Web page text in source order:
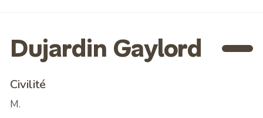
Dujardin Gaylord
Civilité
M.